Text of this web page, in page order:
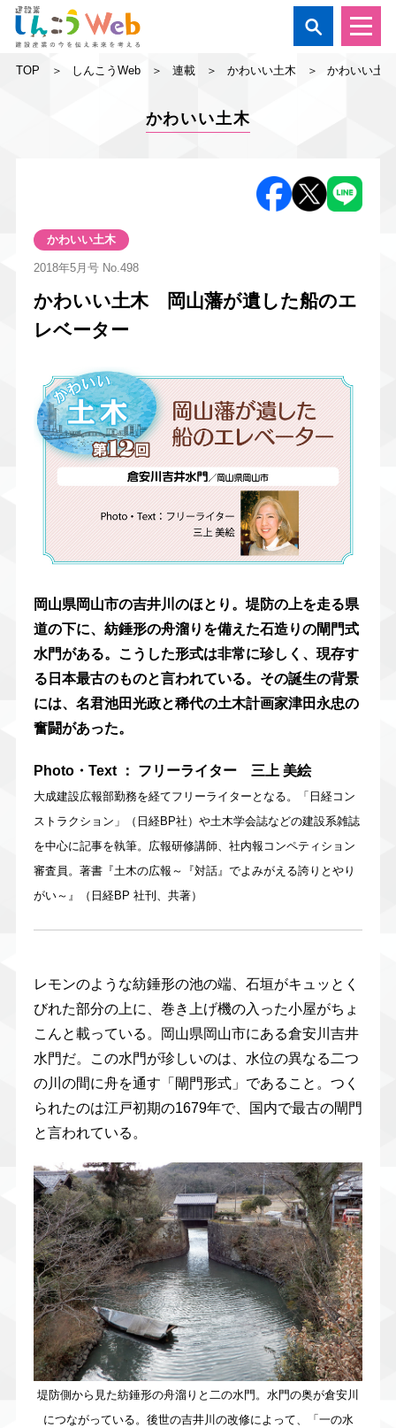

TOP しんこうWeb 連載 かわいい土木 かわいい土
かわいい土木
かわいい土木
2018年5月号No.498
かわいい土木 岡山藩が遺した船のエ
レベーター
岡山県岡山市の吉井川のほとり。堤防の上を走る県
道の下に、紡錘形の舟溜りを備えた石造りの閘門式
水門がある。こうした形式は非常に珍しく、現存す
る日本最古のものと言われている。その誕生の背景
には、名君池田光政と稀代の土木計画家津田永忠の
奮闘があった。
Photo・Text ： フリーライター 三上 美絵
大成建設広報部勤務を経てフリーライターとなる。「日経コン
ストラクション」（日経BP社）や土木学会誌などの建設系雑誌
を中心に記事を執筆。広報研修講師、社内報コンペティション
審査員。著書『土木の広報～『対話』でよみがえる誇りとやり
がい～』（日経BP 社刊、共著）
レモンのような紡錘形の池の端、石垣がキュッとく
びれた部分の上に、巻き上げ機の入った小屋がちょ
こんと載っている。岡山県岡山市にある倉安川吉井
水門だ。この水門が珍しいのは、水位の異なる二つ
の川の間に舟を通す「閘門形式」であること。つく
られたのは江戸初期の1679年で、国内で最古の閘門
と言われている。
堤防側から見た紡錘形の舟溜りと二の水門。水門の奥が倉安川
につながっている。後世の吉井川の改修によって、「一の水